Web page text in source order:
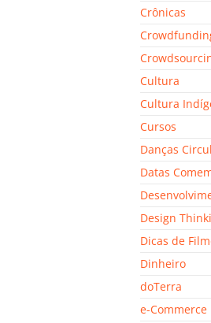
Crônicas
Cultura
Cultura
Cursos
Danças
Datas
Design
Dicas de
Dinheiro
doTerra
e-Commerce